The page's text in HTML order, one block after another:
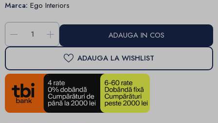
Marca: Ego Interiors
- + ADAUGA IN COS
ADAUGA LA WISHLIST